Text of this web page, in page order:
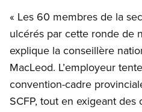
« Les 60 membres de la
ulcérés par cette ronde de
explique la conseillère
MacLeod. L’employeur
convention-cadre
SCFP, tout en exigeant